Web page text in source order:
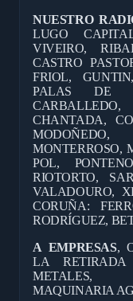
NUESTRO
LUGO
VIVEIRO,
CASTRO
FRIOL,
PALAS DE
CHANTADA,
MONTERROSO,
POL,
RIOTORTO,
VALADOURO,
CORUÑA:
RODRÍGUEZ,
A EMPRESAS,
LA RETIRADA
METALES,
MAQUINARIA